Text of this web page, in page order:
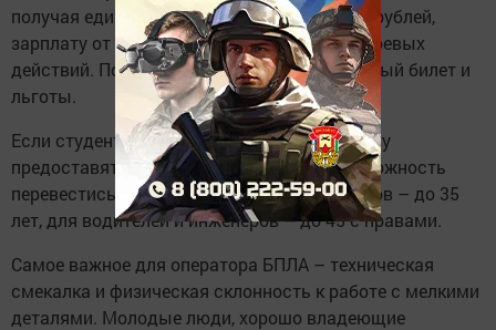
получая единовременную выплату 2,9 млн рублей,
зарплату от 210 тысяч и статус ветерана боевых
действий. После службы они получат военный билет и
льготы.
Если студент решит подписать контракт, ему
предоставят академический отпуск и возможность
перевестись на бюджет. Возраст кандидатов – до 35
лет, для водителей и инженеров – до 45 с правами.
Самое важное для оператора БПЛА – техническая
смекалка и физическая склонность к работе с мелкими
деталями. Молодые люди, хорошо владеющие